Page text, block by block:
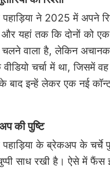
पहाड़िया ने 2025 में अपने
यहां तक कि दोनों को
वाला है, लेकिन
चर्चा में था, जिसमें
इन्हें लेकर एक नई
की पुष्टि
पहाड़िया के ब्रेकअप के
साध रखी है। ऐसे में फैंस